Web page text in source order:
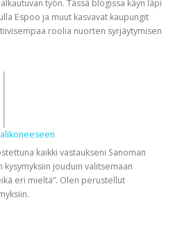
työn. Tässä blogissa käyn läpi
Espoo ja muut kasvavat kaupungit
roolia nuorten syrjäytymisen
kaikki vastaukseni Sanoman
kysymyksiin jouduin valitsemaan
eri mieltä”. Olen perustellut